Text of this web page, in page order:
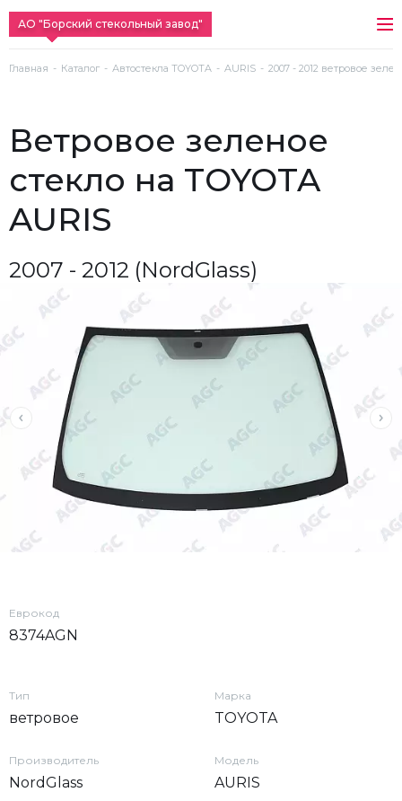
АО "Борский стекольный завод"
Главная Каталог Автостекла TOYOTA AURIS 2007 - 2012 ветровое
ветровое зеленое
стекло на TOYOTA
AURIS
2007 - 2012 (NordGlass)
Еврокод
8374AGN
Тип
ветровое
Марка
TOYOTA
Производитель
NordGlass
Модель
AURIS